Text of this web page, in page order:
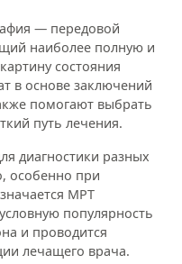
— передовой
наиболее полную и
состояния
в основе заключений
помогают выбрать
путь лечения.
диагностики разных
особенно при
МРТ
популярность
и проводится
лечащего врача.